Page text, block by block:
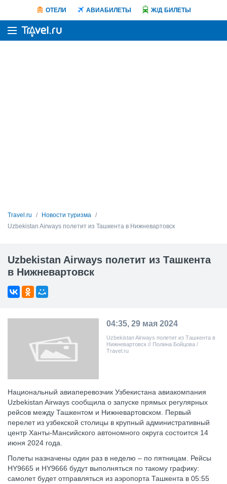
ОТЕЛИ АВИАБИЛЕТЫ Ж/Д БИЛЕТЫ
Travel.ru
Новости туризма
Uzbekistan Airways полетит из Ташкента в Нижневартовск
Uzbekistan Airways полетит из Ташкента
в Нижневартовск
04:35, 29 мая 2024
Uzbekistan Airways полетит из Ташкента в
Нижневартовск // Полина Бойцова /
Travel.ru
Национальный авиаперевозчик Узбекистана авиакомпания
Uzbekistan Airways сообщила о запуске прямых регулярных
рейсов между Ташкентом и Нижневартовском. Первый
перелет из узбекской столицы в крупный административный
центр Ханты-Мансийского автономного округа состоится 14
июня 2024 года.
Полеты назначены один раз в неделю – по пятницам. Рейсы
HY9665 и HY9666 будут выполняться по такому графику:
самолет будет отправляться из аэропорта Ташкента в 05:55